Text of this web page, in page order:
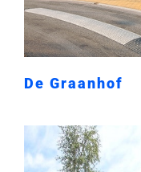
De Graanhof